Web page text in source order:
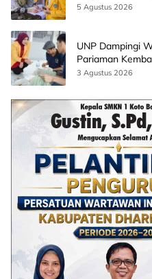
5 Agustus 2026
UNP Dampingi
Pariaman
AI
3 Agustus 2026